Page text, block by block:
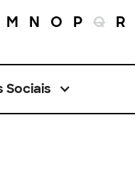
M N O P Q R
Sociais